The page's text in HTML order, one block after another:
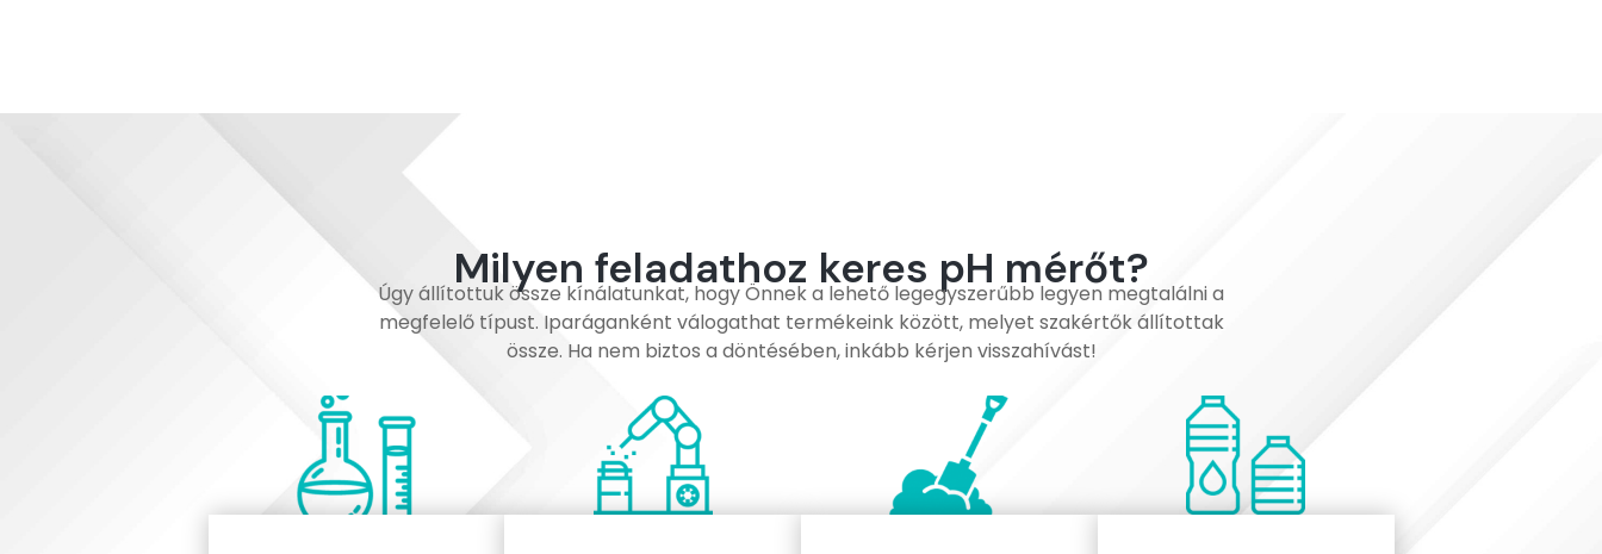
Milyen feladathoz keres pH mérőt?
Úgy állítottuk össze kínálatunkat, hogy Önnek a lehető legegyszerűbb legyen megtalálni a
megfelelő típust. Iparáganként válogathat termékeink között, melyet szakértők állítottak
össze. Ha nem biztos a döntésében, inkább kérjen visszahívást!